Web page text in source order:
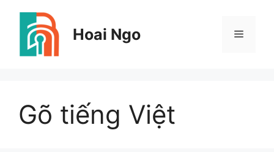
content
Hoai Ngo Menu
Gõ tiếng Việt